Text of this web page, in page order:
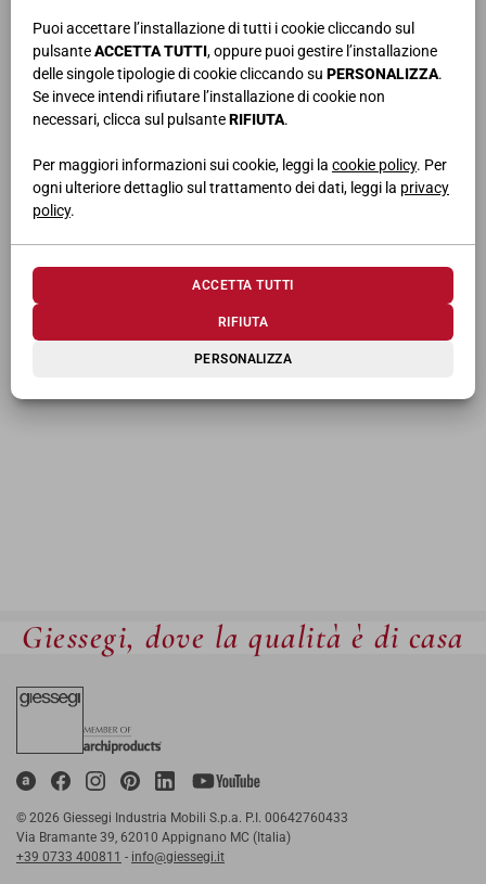
Puoi accettare l’installazione di tutti i cookie cliccando sul
pulsanteACCETTA TUTTI, oppure puoi gestire l’installazione
delle singole tipologie di cookie cliccando su PERSONALIZZA.
Se invece intendi rifiutare l’installazione di cookie non
necessari, clicca sul pulsanteRIFIUTA.
Per maggiori informazioni sui cookie, leggi la cookie policy. Per
ogni ulteriore dettaglio sul trattamento dei dati, leggi la privacy
policy.
PERSONALIZZA
RIFIUTA
ACCETTA TUTTI
CABINA ARMADIO CON MONTANTE
Infine le cabina armadio con montanti, composte dapali in metallo
che possono essere fissati apareteo asoffitto .
Nonostante le linee essenziali le rendano all'apparenza minimali, le
gamma di complementi come cassettiere, ripiani, appendiabiti, vani
a giorno e portascarpe.
armadio, la modularità delle proposte Giessegi consente di
realizzare soluzioni componibili in linea con lo stile dell’arredamento
e con le esigenze del vivere quotidiano.
Scopri di più nella sezione dedicata alle cabine armadio sul nostro
Giessegi, dove la qualità è di casa
© 2026 Giessegi Industria Mobili S.p.a. P.I. 00642760433
Via Bramante 39, 62010 Appignano MC (Italia)
+39 0733 400811 - info@giessegi.it